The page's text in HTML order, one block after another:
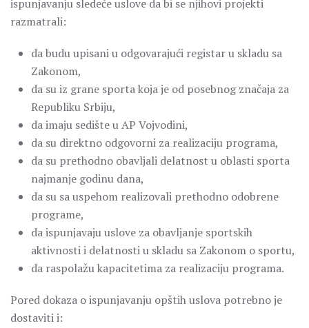
ispunjavanju sledeće uslove da bi se njihovi projekti
razmatrali:
da budu upisani u odgovarajući registar u skladu sa
Zakonom,
da su iz grane sporta koja je od posebnog značaja za
Republiku Srbiju,
da imaju sedište u AP Vojvodini,
da su direktno odgovorni za realizaciju programa,
da su prethodno obavljali delatnost u oblasti sporta
najmanje godinu dana,
da su sa uspehom realizovali prethodno odobrene
programe,
da ispunjavaju uslove za obavljanje sportskih
aktivnosti i delatnosti u skladu sa Zakonom o sportu,
da raspolažu kapacitetima za realizaciju programa.
Pored dokaza o ispunjavanju opštih uslova potrebno je
dostaviti i: